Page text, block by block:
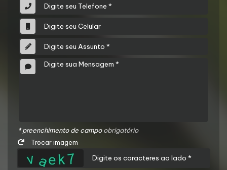
* preenchimento de campoobrigatório
Trocar imagem